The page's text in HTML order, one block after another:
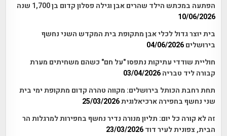
הפתעה במכתש הילד שהרים אבן וגילה פסלון קדום בן 1,700 שנה
10/06/2026
בית יוצר גדול לכלי אבן מתקופת בית המקדש השני נחשף
בירושלים 04/06/2026
חוליית שודדי עתיקות נתפסו "על חם" כשהם משחיתים מערת
קבורה ליד טבריה 03/04/2026
תחת רחבת הכותל בירושלים: מקווה טהרה קדום מתקופת ימי בית
שני נחשף בחפירה ארכיאלוגית25/03/2026
זה לא קורה כל יום: תליון מנורה נדיר נחשף בחפירות למרגלות הר
הבית, צפונית לעיר דוד 23/03/2026